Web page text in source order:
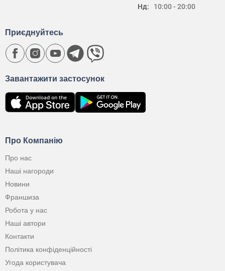
Нд:
10:00 - 20:00
Про Компанію
Про нас
Наші нагороди
Новини
Франшиза
Робота у нас
Наші автори
Контакти
Політика конфіденційності
Угода користувача
Завантажити застосунок
Приєднуйтесь